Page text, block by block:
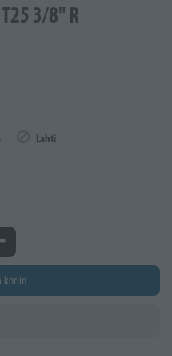
3/8" R
Lahti
määrää
koriin